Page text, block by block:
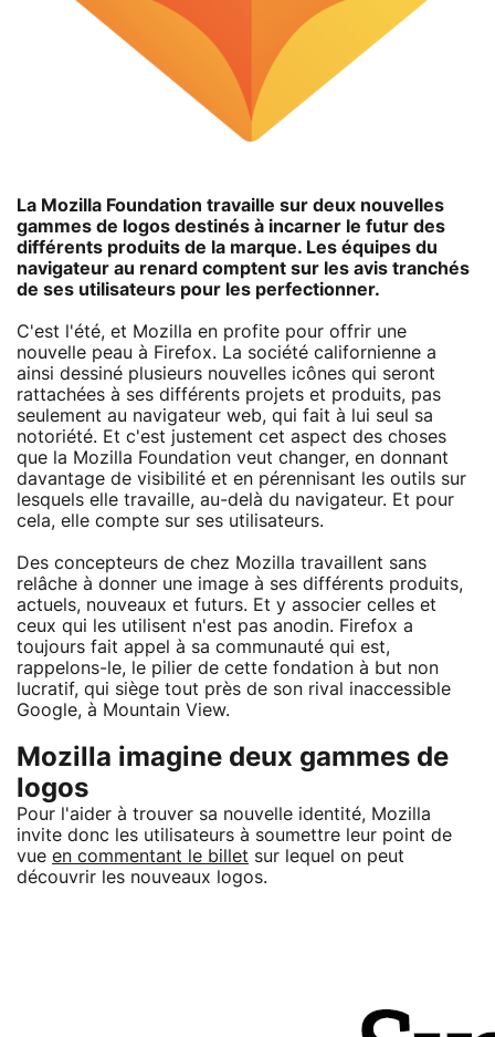
La Mozilla Foundation travaille sur deux nouvelles
gammes de logos destinés à incarner le futur des
différents produits de la marque. Les équipes du
navigateur au renard comptent sur les avis tranchés
de ses utilisateurs pour les perfectionner.
C'est l'été, et Mozilla en profite pour offrir une
nouvelle peau à Firefox. La société californienne a
ainsi dessiné plusieurs nouvelles icônes qui seront
rattachées à ses différents projets et produits, pas
seulement au navigateur web, qui fait à lui seul sa
notoriété. Et c'est justement cet aspect des choses
que la Mozilla Foundation veut changer, en donnant
davantage de visibilité et en pérennisant les outils sur
lesquels elle travaille, au-delà du navigateur. Et pour
cela, elle compte sur ses utilisateurs.
Des concepteurs de chez Mozilla travaillent sans
relâche à donner une image à ses différents produits,
actuels, nouveaux et futurs. Et y associer celles et
ceux qui les utilisent n'est pas anodin. Firefox a
toujours fait appel à sa communauté qui est,
rappelons-le, le pilier de cette fondation à but non
lucratif, qui siège tout près de son rival inaccessible
Google, à Mountain View.
Mozilla imagine deux gammes de
logos
Pour l'aider à trouver sa nouvelle identité, Mozilla
invite donc les utilisateurs à soumettre leur point de
vue en commentant le billet sur lequel on peut
découvrir les nouveaux logos.